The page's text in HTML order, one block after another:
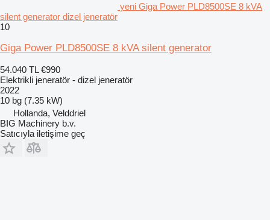
yeni Giga Power PLD8500SE 8 kVA
silent generator dizel jeneratör
10
Giga Power PLD8500SE 8 kVA silent generator
54.040 TL €990
Elektrikli jeneratör - dizel jeneratör
2022
10 bg (7.35 kW)
Hollanda, Velddriel
BIG Machinery b.v.
Satıcıyla iletişime geç